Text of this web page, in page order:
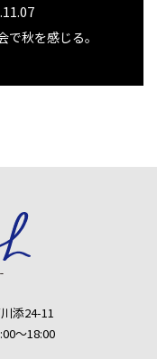
で秋を感じる。
添24-11
〜18:00